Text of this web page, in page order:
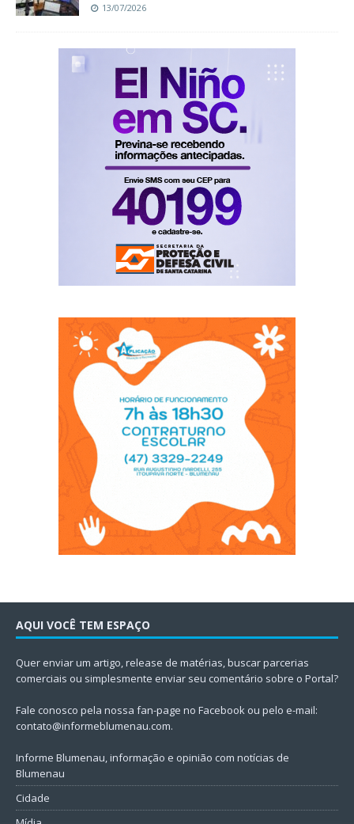
13/07/2026
AQUI VOCÊ TEM ESPAÇO
Quer enviar um artigo, release de matérias, buscar parcerias
comerciais ou simplesmente enviar seu comentário sobre o Portal?
Fale conosco pela nossa fan-page no Facebook ou pelo e-mail:
contato@informeblumenau.com.
Informe Blumenau, informação e opinião com notícias de
Blumenau
Cidade